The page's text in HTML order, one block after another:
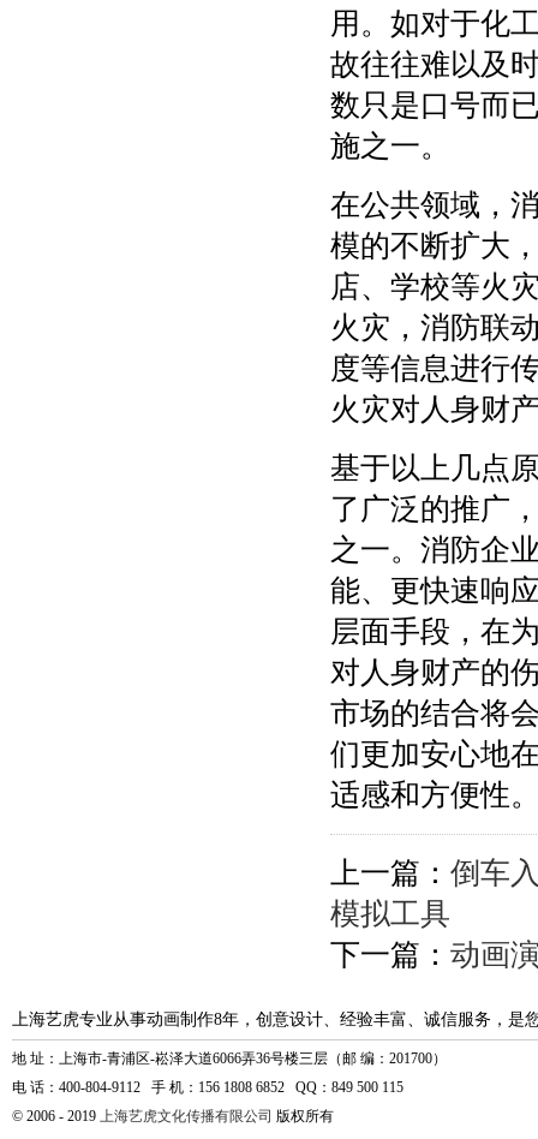
用。如对于化
故往往难以及
数只是口号而
施之一。
在公共领域，
模的不断扩大
店、学校等火
火灾，消防联
度等信息进行
火灾对人身财
基于以上几点
了广泛的推广
之一。消防企
能、更快速响
层面手段，在
对人身财产的
市场的结合将
们更加安心地
适感和方便性
上一篇： 倒车
模拟工具
下一篇： 动画
上海艺虎专业从事动画制作8年，创意设计、经验丰富、诚信服务，是
地 址：上海市-青浦区-崧泽大道6066弄36号楼三层（邮 编：201700）
电 话：400-804-9112 手 机：156 1808 6852 QQ：849 500 115
© 2006 - 2019 上海艺虎文化传播有限公司 版权所有